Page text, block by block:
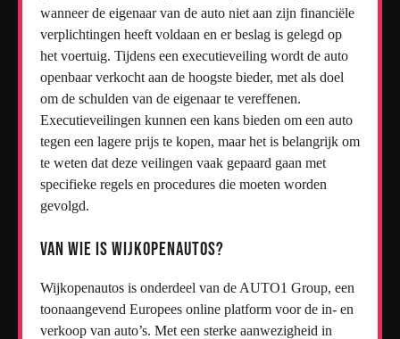
wanneer de eigenaar van de auto niet aan zijn financiële
verplichtingen heeft voldaan en er beslag is gelegd op
het voertuig. Tijdens een executieveiling wordt de auto
openbaar verkocht aan de hoogste bieder, met als doel
om de schulden van de eigenaar te vereffenen.
Executieveilingen kunnen een kans bieden om een auto
tegen een lagere prijs te kopen, maar het is belangrijk om
te weten dat deze veilingen vaak gepaard gaan met
specifieke regels en procedures die moeten worden
gevolgd.
Van wie is WijKopenAutos?
Wijkopenautos is onderdeel van de AUTO1 Group, een
toonaangevend Europees online platform voor de in- en
verkoop van auto’s. Met een sterke aanwezigheid in